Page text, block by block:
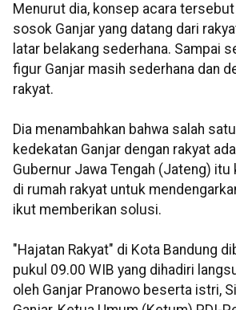
Menurut dia, konsep acara
sosok Ganjar yang datang dari
latar belakang sederhana. Sampai
figur Ganjar masih sederhana dan
rakyat.
Dia menambahkan bahwa salah
kedekatan Ganjar dengan rakyat
Gubernur Jawa Tengah (Jateng) itu
di rumah rakyat untuk
ikut memberikan solusi.
"Hajatan Rakyat" di Kota Bandung
pukul 09.00 WIB yang dihadiri
oleh Ganjar Pranowo beserta istri,